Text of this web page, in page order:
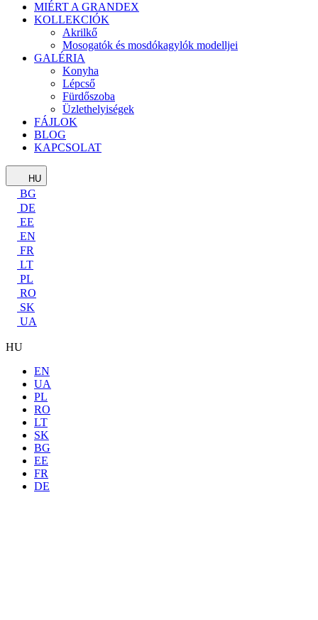
MIÉRT A GRANDEX
KOLLEKCIÓK
Akrilkő
Mosogatók és mosdókagylók modelljei
GALÉRIA
Konyha
Lépcső
Fürdőszoba
Üzlethelyiségek
FÁJLOK
BLOG
KAPCSOLAT
HU
BG
DE
EE
EN
FR
LT
PL
RO
SK
UA
HU
EN
UA
PL
RO
LT
SK
BG
EE
FR
DE